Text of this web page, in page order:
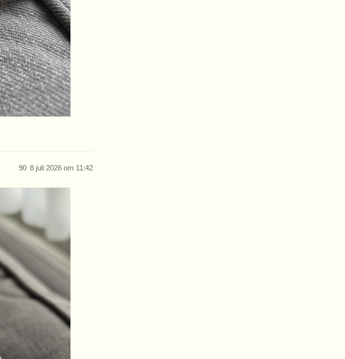
8 juli 2026 om 11:42
90